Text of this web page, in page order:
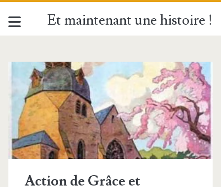
Et maintenant une histoire !
Catégorie :
<span>À
la
découverte
de
Action de Grâce et